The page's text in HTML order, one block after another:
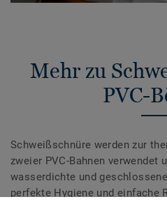
Mehr zu
PVC-
Schweißschnüre werden zur
zweier PVC-Bahnen verwendet
wasserdichte und
perfekte Hygiene und einfache